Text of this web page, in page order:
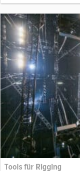
Tools für Rigging